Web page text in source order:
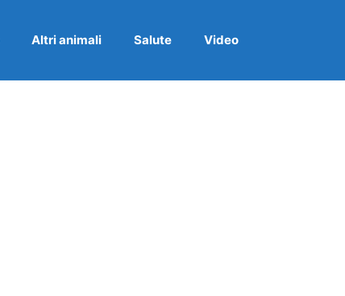
Altri animali Salute Video